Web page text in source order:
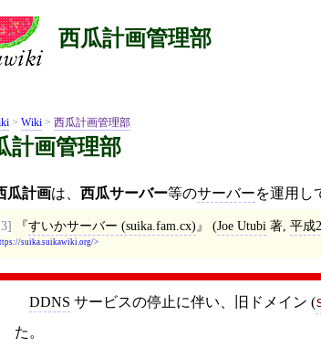
西瓜計画管理部
> Wiki > 西瓜計画管理部
計画管理部
瓜計画は、 西瓜サーバー等のサーバーを運用し
すいかサーバー (suika.fam.cx) (Joe Utubi著, 平成
suika.suikawiki.org/
DDNS サービスの停止に伴い、旧ドメイン (
た。